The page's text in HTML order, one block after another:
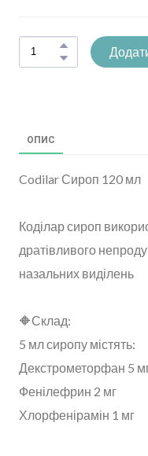
ОПИС
Codilar Сироп 120 мл
Коділар сироп
дратівливого
назальних виділень
🔶Склад:
5 мл сиропу містять:
Декстрометорфан 5
Фенілефрин 2 мг
Хлорфенірамін 1 мг